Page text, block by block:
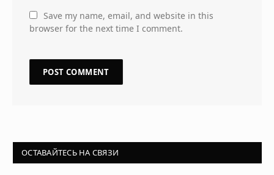
Save my name, email, and website in this
browser for the next time I comment.
ОСТАВАЙТЕСЬ НА СВЯЗИ